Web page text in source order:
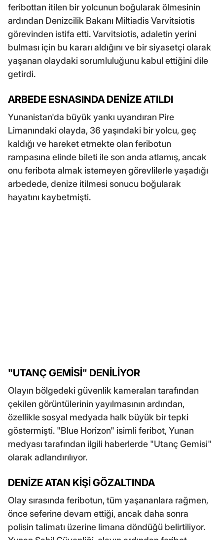
feribottan itilen bir yolcunun boğularak ölmesinin
ardından Denizcilik Bakanı Miltiadis Varvitsiotis
görevinden istifa etti. Varvitsiotis, adaletin yerini
bulması için bu kararı aldığını ve bir siyasetçi olarak
yaşanan olaydaki sorumluluğunu kabul ettiğini dile
getirdi.
ARBEDE ESNASINDA DENİZE ATILDI
Yunanistan'da büyük yankı uyandıran Pire
Limanındaki olayda, 36 yaşındaki bir yolcu, geç
kaldığı ve hareket etmekte olan feribotun
rampasına elinde bileti ile son anda atlamış, ancak
onu feribota almak istemeyen görevlilerle yaşadığı
arbedede, denize itilmesi sonucu boğularak
hayatını kaybetmişti.
"UTANÇ GEMİSİ" DENİLİYOR
Olayın bölgedeki güvenlik kameraları tarafından
çekilen görüntülerinin yayılmasının ardından,
özellikle sosyal medyada halk büyük bir tepki
göstermişti. "Blue Horizon" isimli feribot, Yunan
medyası tarafından ilgili haberlerde "Utanç Gemisi"
olarak adlandırılıyor.
DENİZE ATAN KİŞİ GÖZALTINDA
Olay sırasında feribotun, tüm yaşananlara rağmen,
önce seferine devam ettiği, ancak daha sonra
polisin talimatı üzerine limana döndüğü belirtiliyor.